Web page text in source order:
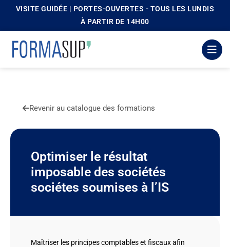
principalVISITE GUIDÉE | PORTES-OUVERTES - TOUS LES LUNDIS
À PARTIR DE 14H00
Revenir au catalogue des formations
Optimiser le résultat
imposable des sociétés
sociétes soumises à l’IS
Maîtriser les principes comptables et fiscaux afin